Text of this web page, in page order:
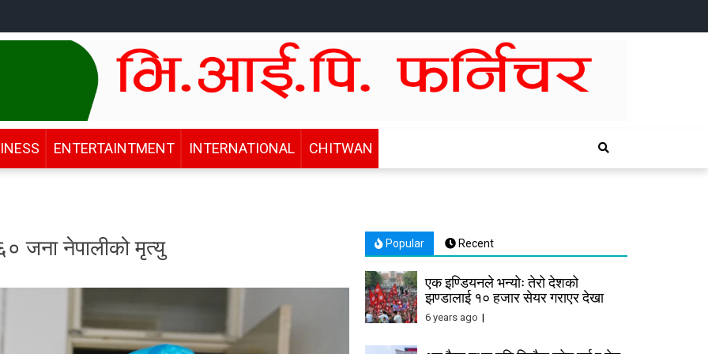
ENTERTAINTMENT INTERNATIONAL CHITWAN
जना नेपालीको मृत्यु Popular Recent
एक इण्डियनले भन्योः तेरो देशको
झण्डालाई १० हजार सेयर गराएर देखा
6 years ago